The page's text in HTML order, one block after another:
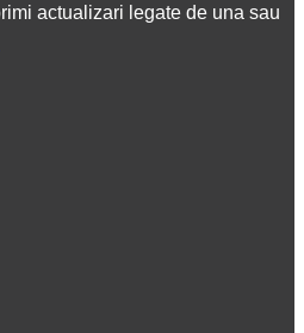
actualizari legate de una sau